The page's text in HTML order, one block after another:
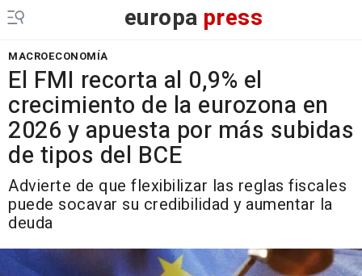
europa press
MACROECONOMÍA
El FMI recorta al 0,9% el
crecimiento de la eurozona en
2026 y apuesta por más subidas
de tipos del BCE
Advierte de que flexibilizar las reglas fiscales
puede socavar su credibilidad y aumentar la
deuda